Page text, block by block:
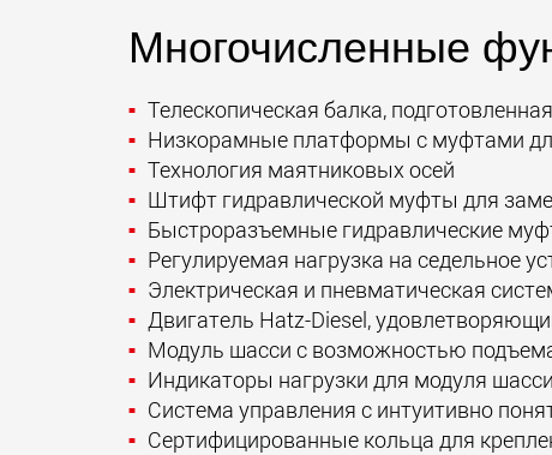
Многочисленные
Телескопическая балка,
Низкорамные платформы с муфтами
Технология маятниковых осей
Штифт гидравлической муфты для
Быстроразъемные гидравлические
Регулируемая нагрузка на седельное
Электрическая и пневматическая
Двигатель Hatz-Diesel,
Модуль шасси с возможностью
Индикаторы нагрузки для модуля
Система управления с интуитивно
Сертифицированные кольца для